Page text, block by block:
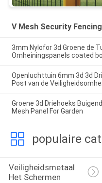
V Mesh Security Fencing
3mm Nylofor 3d Groene de
Omheiningspanels coated
Openluchttuin 6mm 3d 3d
Post van de
Groene 3d Driehoeks
Mesh Panel For Garden
populaire
Veiligheidsmetaal
Het Schermen